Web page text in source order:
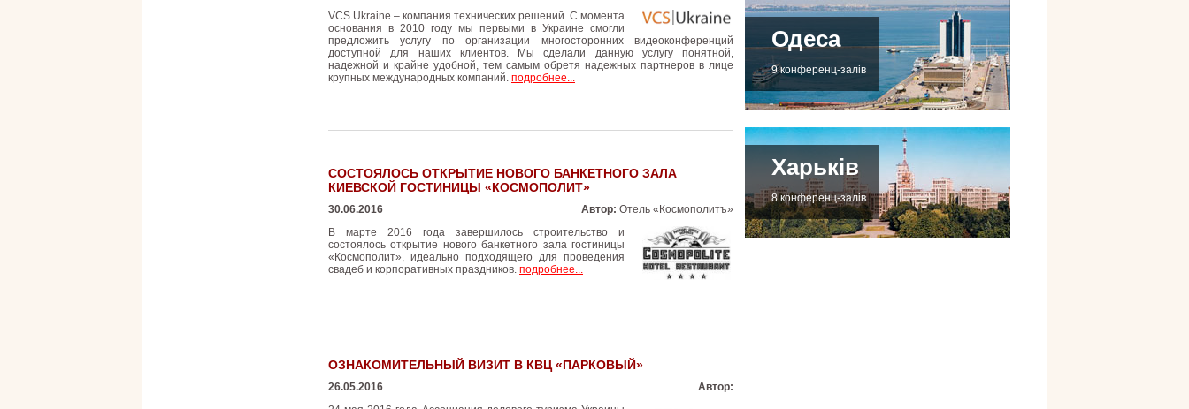
VCS Ukraine – компания технических решений. С момента
основания в 2010 году мы первыми в Украине смогли
предложить услугу по организации многосторонних видеоконференций
доступной для наших клиентов. Мы сделали данную услугу понятной,
надежной и крайне удобной, тем самым обретя надежных партнеров в лице
крупных международных компаний. подробнее...
СОСТОЯЛОСЬ ОТКРЫТИЕ НОВОГО БАНКЕТНОГО ЗАЛА
КИЕВСКОЙ ГОСТИНИЦЫ «КОСМОПОЛИТ»
30.06.2016 Автор: Отель «Космополитъ»
В марте 2016 года завершилось строительство и
состоялось открытие нового банкетного зала гостиницы
«Космополит», идеально подходящего для проведения
свадеб и корпоративных праздников. подробнее...
ОЗНАКОМИТЕЛЬНЫЙ ВИЗИТ В КВЦ «ПАРКОВЫЙ»
26.05.2016
Автор:
Одеса
9 конференц-залів
Харьків
8 конференц-залів